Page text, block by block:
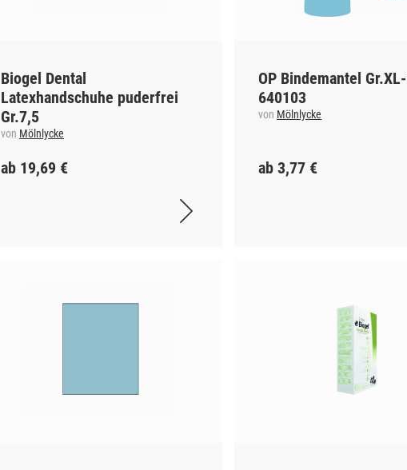
Biogel Dental
Latexhandschuhe puderfrei
Gr.7,5
von Mölnlycke
ab 19,69 €
OP Bindemantel
640103
von Mölnlycke
ab 3,77 €